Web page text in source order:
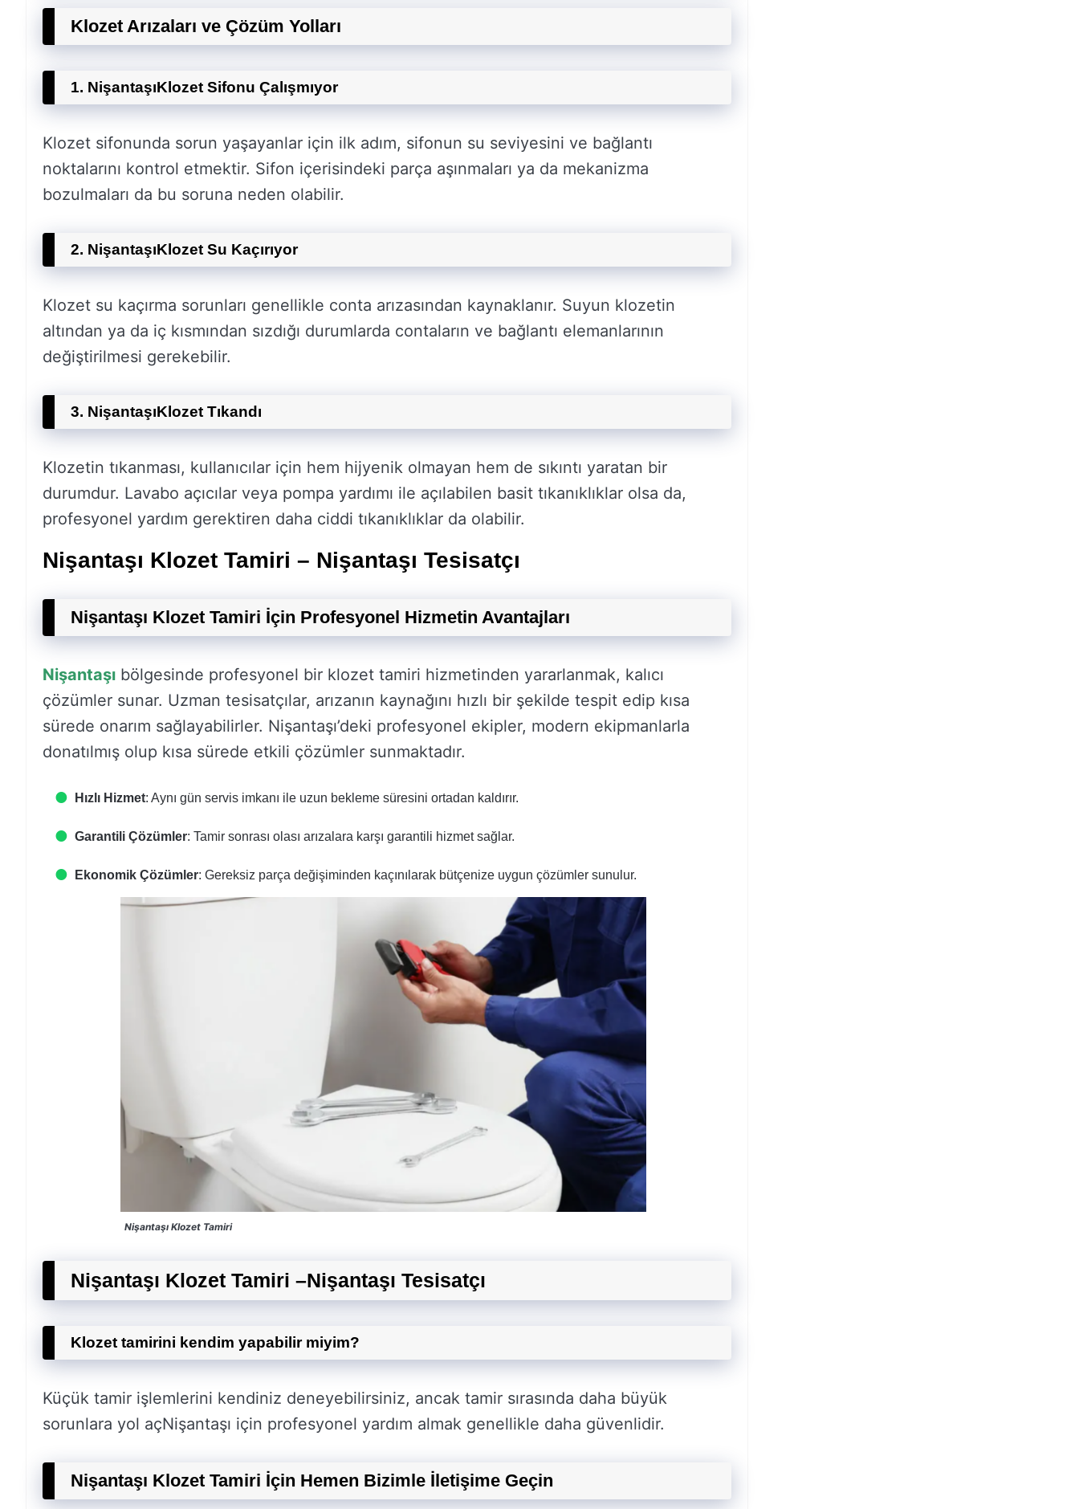
Klozet Arızaları ve Çözüm Yolları
1. NişantaşıKlozet Sifonu Çalışmıyor
Klozet sifonunda sorun yaşayanlar için ilk adım, sifonun su seviyesini ve bağlantı
noktalarını kontrol etmektir. Sifon içerisindeki parça aşınmaları ya da mekanizma
bozulmaları da bu soruna neden olabilir.
2. NişantaşıKlozet Su Kaçırıyor
Klozet su kaçırma sorunları genellikle conta arızasından kaynaklanır. Suyun klozetin
altından ya da iç kısmından sızdığı durumlarda contaların ve bağlantı elemanlarının
değiştirilmesi gerekebilir.
3. NişantaşıKlozet Tıkandı
Klozetin tıkanması, kullanıcılar için hem hijyenik olmayan hem de sıkıntı yaratan bir
durumdur. Lavabo açıcılar veya pompa yardımı ile açılabilen basit tıkanıklıklar olsa da,
profesyonel yardım gerektiren daha ciddi tıkanıklıklar da olabilir.
Nişantaşı Klozet Tamiri – Nişantaşı Tesisatçı
Nişantaşı Klozet Tamiri İçin Profesyonel Hizmetin Avantajları
Nişantaşı bölgesinde profesyonel bir klozet tamiri hizmetinden yararlanmak, kalıcı
çözümler sunar. Uzman tesisatçılar, arızanın kaynağını hızlı bir şekilde tespit edip kısa
sürede onarım sağlayabilirler. Nişantaşı’deki profesyonel ekipler, modern ekipmanlarla
donatılmış olup kısa sürede etkili çözümler sunmaktadır.
Hızlı Hizmet: Aynı gün servis imkanı ile uzun bekleme süresini ortadan kaldırır.
Garantili Çözümler: Tamir sonrası olası arızalara karşı garantili hizmet sağlar.
Ekonomik Çözümler: Gereksiz parça değişiminden kaçınılarak bütçenize uygun çözümler sunulur.
Nişantaşı Klozet Tamiri
Nişantaşı Klozet Tamiri –Nişantaşı Tesisatçı
Klozet tamirini kendim yapabilir miyim?
Küçük tamir işlemlerini kendiniz deneyebilirsiniz, ancak tamir sırasında daha büyük
sorunlara yol açNişantaşı için profesyonel yardım almak genellikle daha güvenlidir.
Nişantaşı Klozet Tamiri İçin Hemen Bizimle İletişime Geçin